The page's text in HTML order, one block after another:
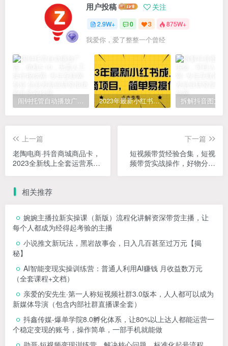
用户投稿 关注
2.9W+ 0 3 875W+
我爱你，爱了整整一个曾经
闹钟托管自动播放广告，单机5-10，无需人工操作 2023年最新小红书成人电商项目，简单易操作【详细教程】
上一篇
老陶电商·抖音商城商品卡，​
2023全新线上全套运营系列
下一篇
短视频带货经验合集，短视
频带货实战操作，好物分享
相关推荐
婉婉主播拉新实操课（新版）流程化讲解资深带货主播，让
每个人都成为经得起考验的主播
小说推文新玩法，黑岩故事会，日入几百甚至过万元【揭
秘】
AI智能变现实操训练营：普通人利用AI赚钱 月收益数万元
（全套课程+文档）
亲爱的安先生·第一人称短视频社群3.0版本，人人都可以成为
新媒体导演（包含内部社群直播课全套）
抖鑫传媒-爆单学院8.0孵化体系，让80%以上达人都能运营一
个稳定变现的账号，操作简单，一部手机就能做